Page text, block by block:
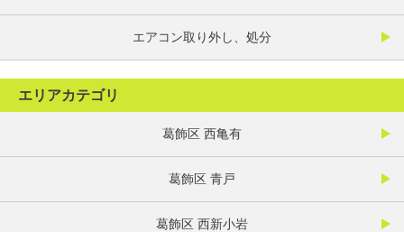
エアコン取り外し、処分
エリアカテゴリ
葛飾区 西亀有
葛飾区 青戸
葛飾区 西新小岩